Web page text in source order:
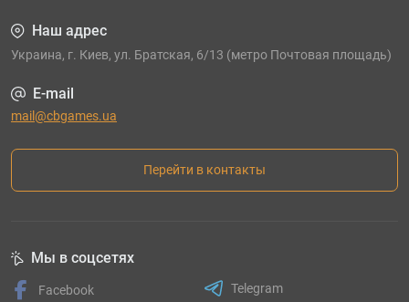
Наш адрес
Украина, г. Киев, ул. Братская, 6/13 (метро Почтовая площадь)
E-mail
mail@cbgames.ua
Перейти в контакты
Мы в соцсетях
Facebook
Telegram